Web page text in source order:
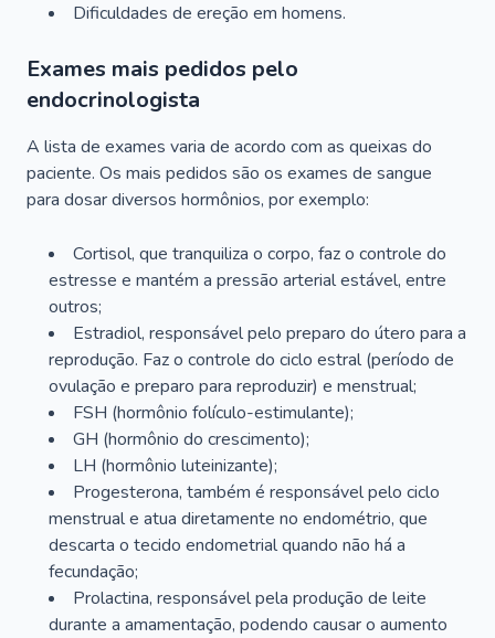
Dificuldades de ereção em homens.
Exames mais pedidos pelo
endocrinologista
A lista de exames varia de acordo com as queixas do
paciente. Os mais pedidos são os exames de sangue
para dosar diversos hormônios, por exemplo:
Cortisol, que tranquiliza o corpo, faz o controle do
estresse e mantém a pressão arterial estável, entre
outros;
Estradiol, responsável pelo preparo do útero para a
reprodução. Faz o controle do ciclo estral (período de
ovulação e preparo para reproduzir) e menstrual;
FSH (hormônio folículo-estimulante);
GH (hormônio do crescimento);
LH (hormônio luteinizante);
Progesterona, também é responsável pelo ciclo
menstrual e atua diretamente no endométrio, que
descarta o tecido endometrial quando não há a
fecundação;
Prolactina, responsável pela produção de leite
durante a amamentação, podendo causar o aumento